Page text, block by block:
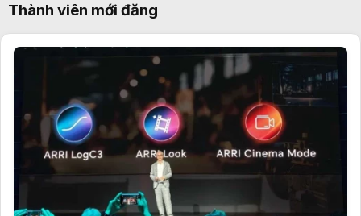
Thành viên mới đăng